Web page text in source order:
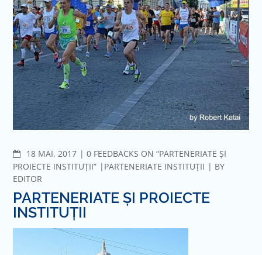
18 MAI, 2017 COMMENTS
0 FEEDBACKS ON “PARTENERIATE ȘI
PROIECTE INSTITUȚII”
PARTENERIATE INSTITUȚII
BY
EDITOR
PARTENERIATE ȘI PROIECTE
INSTITUȚII